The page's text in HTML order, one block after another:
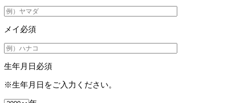
メイ 必須
生年月日 必須
※生年月日をご入力ください。